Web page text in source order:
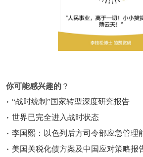
你可能感兴趣的 ？
“战时统制”国家转型深度研究报告
世界已完全进入战时状态
李国熙：以色列后方司令部应急管理
美国关税化债方案及中国应对策略报